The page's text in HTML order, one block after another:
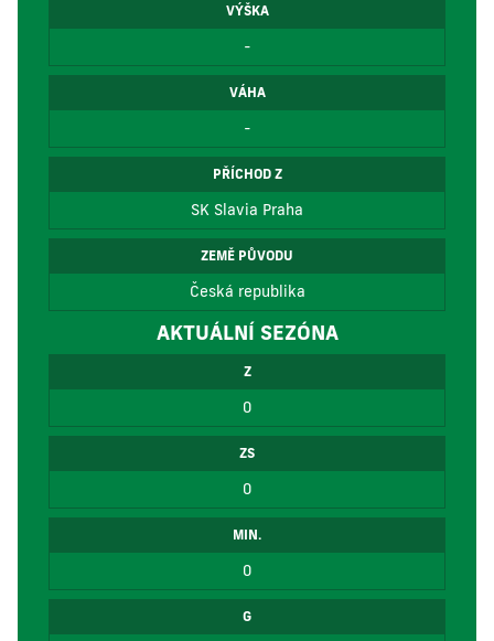
VÝŠKA
-
VÁHA
-
PŘÍCHOD Z
SK Slavia Praha
ZEMĚ PŮVODU
Česká republika
AKTUÁLNÍ SEZÓNA
Z
0
ZS
0
MIN.
0
G